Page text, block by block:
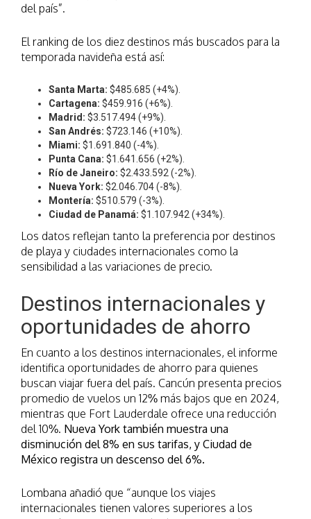
del país”.
El ranking de los diez destinos más buscados para la
temporada navideña está así:
Santa Marta: $485.685 (+4%).
Cartagena: $459.916 (+6%).
Madrid: $3.517.494 (+9%).
San Andrés: $723.146 (+10%).
Miami: $1.691.840 (-4%).
Punta Cana: $1.641.656 (+2%).
Río de Janeiro: $2.433.592 (-2%).
Nueva York: $2.046.704 (-8%).
Montería: $510.579 (-3%).
Ciudad de Panamá: $1.107.942 (+34%).
Los datos reflejan tanto la preferencia por destinos
de playa y ciudades internacionales como la
sensibilidad a las variaciones de precio.
Destinos internacionales y
oportunidades de ahorro
En cuanto a los destinos internacionales, el informe
identifica oportunidades de ahorro para quienes
buscan viajar fuera del país. Cancún presenta precios
promedio de vuelos un 12% más bajos que en 2024,
mientras que Fort Lauderdale ofrece una reducción
del 10%. Nueva York también muestra una
disminución del 8% en sus tarifas, y Ciudad de
México registra un descenso del 6%.
Lombana añadió que “aunque los viajes
internacionales tienen valores superiores a los